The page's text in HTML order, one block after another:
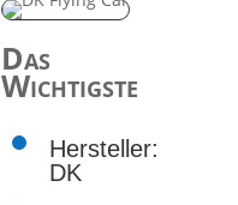
Das
Wichtigste
Hersteller:
DK